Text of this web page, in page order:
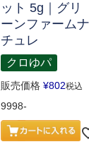
ット 5g｜グリ
ーンファームナ
チュレ
クロゆパ
販売価格 ¥802税込
9998-